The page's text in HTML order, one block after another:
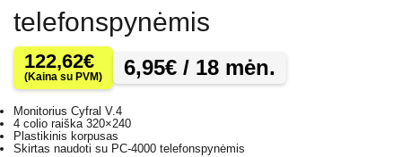
telefonspynėmis
122,62€
(Kaina su PVM) 6,95€ / 18 mėn.
Monitorius Cyfral V.4
4 colio raiška 320×240
Plastikinis korpusas
Skirtas naudoti su PC-4000 telefonspynėmis